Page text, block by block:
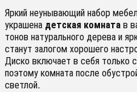
Яркий неунывающий набор
украшена детская комнатав
тонов натурального дерева и
станут залогом хорошего
Диско включает в себя только
поэтому комната после
светлой.